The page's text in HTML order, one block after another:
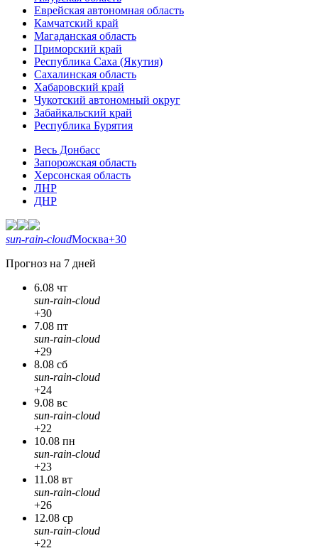
Еврейская автономная область
Камчатский край
Магаданская область
Приморский край
Республика Саха (Якутия)
Сахалинская область
Хабаровский край
Чукотский автономный округ
Забайкальский край
Республика Бурятия
Весь Донбасс
Запорожская область
Херсонская область
ЛНР
ДНР
sun-rain-cloudМосква+30
Прогноз на 7 дней
6.08 чт
sun-rain-cloud
+30
7.08 пт
sun-rain-cloud
+29
8.08 сб
sun-rain-cloud
+24
9.08 вс
sun-rain-cloud
+22
10.08 пн
sun-rain-cloud
+23
11.08 вт
sun-rain-cloud
+26
12.08 ср
sun-rain-cloud
+22